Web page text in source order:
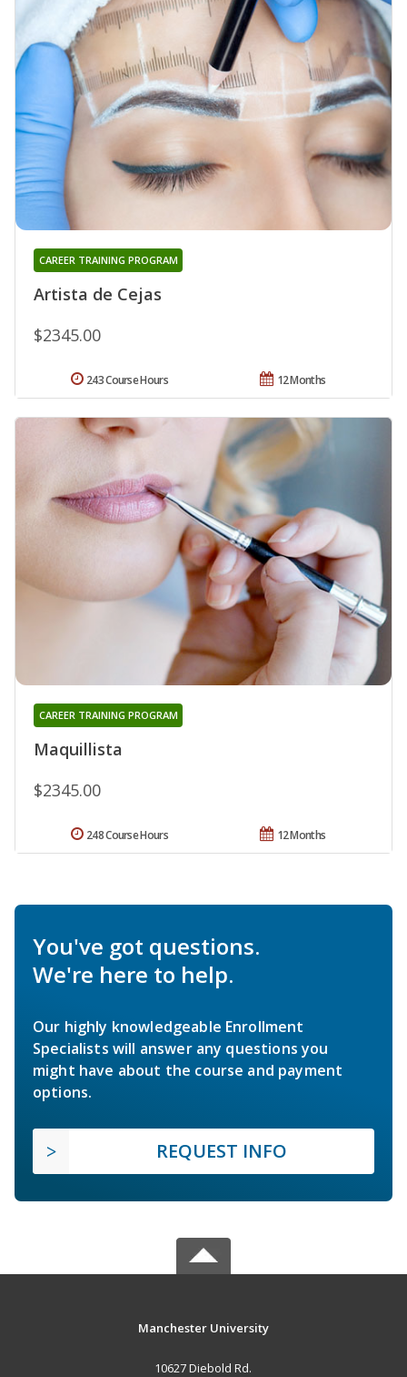
Artista de Cejas
CAREER TRAINING PROGRAM
$2345.00
12 Months
243 Course Hours
Maquillista
CAREER TRAINING PROGRAM
$2345.00
12 Months
248 Course Hours
You've got questions.
We're here to help.
Our highly knowledgeable Enrollment
Specialists will answer any questions you
might have about the course and payment
options.
REQUEST INFO
Manchester University
10627 Diebold Rd.